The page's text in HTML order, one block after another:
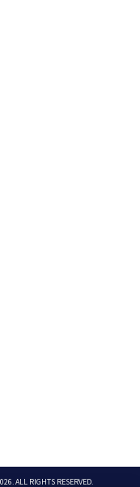
ALL RIGHTS RESERVED.